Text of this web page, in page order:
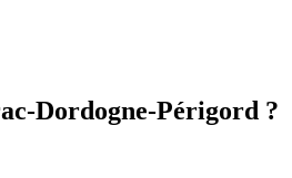
Dordogne-Périgord ?